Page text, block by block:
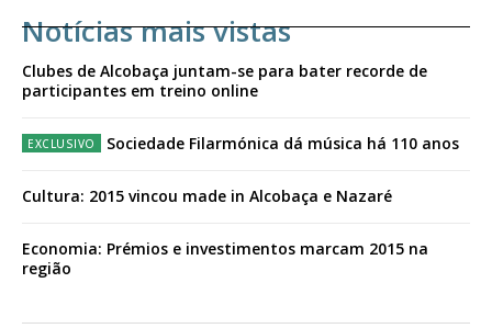
Notícias mais vistas
Clubes de Alcobaça juntam-se para bater recorde de
participantes em treino online
Sociedade Filarmónica dá música há 110 anos
Cultura: 2015 vincou made in Alcobaça e Nazaré
Economia: Prémios e investimentos marcam 2015 na
região